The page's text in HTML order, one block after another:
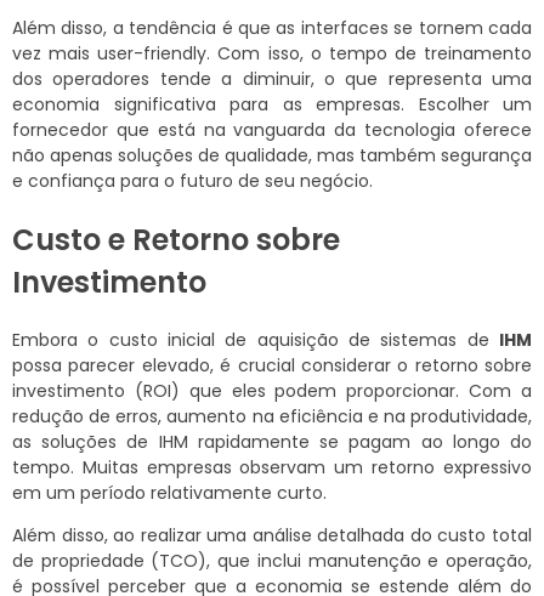
Além disso, a tendência é que as interfaces se tornem cada
vez mais user-friendly. Com isso, o tempo de treinamento
dos operadores tende a diminuir, o que representa uma
economia significativa para as empresas. Escolher um
fornecedor que está na vanguarda da tecnologia oferece
não apenas soluções de qualidade, mas também segurança
e confiança para o futuro de seu negócio.
Custo e Retorno sobre
Investimento
Embora o custo inicial de aquisição de sistemas de IHM
possa parecer elevado, é crucial considerar o retorno sobre
investimento (ROI) que eles podem proporcionar. Com a
redução de erros, aumento na eficiência e na produtividade,
as soluções de IHM rapidamente se pagam ao longo do
tempo. Muitas empresas observam um retorno expressivo
em um período relativamente curto.
Além disso, ao realizar uma análise detalhada do custo total
de propriedade (TCO), que inclui manutenção e operação,
é possível perceber que a economia se estende além do